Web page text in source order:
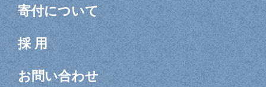
寄付について
採 用
お問い合わせ